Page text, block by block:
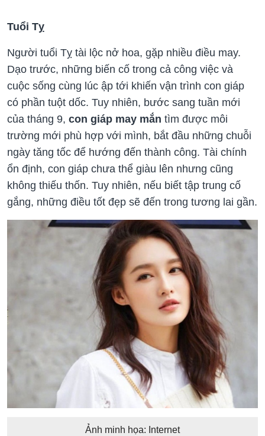
Tuổi Tỵ
Người tuổi Tỵ tài lộc nở hoa, gặp nhiều điều may.
Dạo trước, những biến cố trong cả công việc và
cuộc sống cùng lúc ập tới khiến vận trình con giáp
có phần tuột dốc. Tuy nhiên, bước sang tuần mới
của tháng 9, con giáp may mắn tìm được môi
trường mới phù hợp với mình, bắt đầu những chuỗi
ngày tăng tốc để hướng đến thành công. Tài chính
ổn định, con giáp chưa thể giàu lên nhưng cũng
không thiếu thốn. Tuy nhiên, nếu biết tập trung cố
gắng, những điều tốt đẹp sẽ đến trong tương lai gần.
Ảnh minh họa: Internet